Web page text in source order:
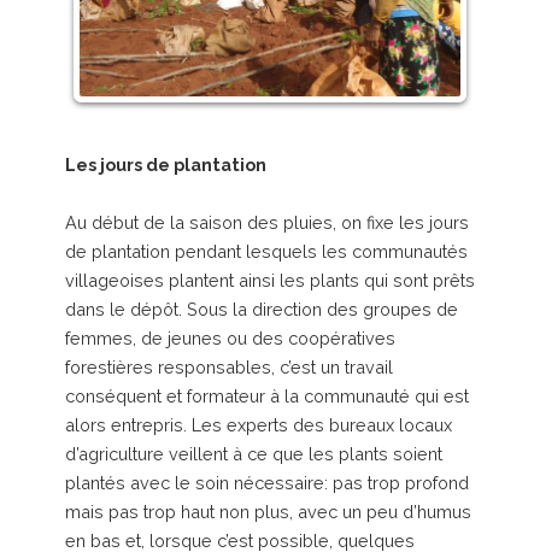
Les jours de plantation
Au début de la saison des pluies, on fixe les jours
de plantation pendant lesquels les communautés
villageoises plantent ainsi les plants qui sont prêts
dans le dépôt. Sous la direction des groupes de
femmes, de jeunes ou des coopératives
forestières responsables, c’est un travail
conséquent et formateur à la communauté qui est
alors entrepris. Les experts des bureaux locaux
d’agriculture veillent à ce que les plants soient
plantés avec le soin nécessaire: pas trop profond
mais pas trop haut non plus, avec un peu d’humus
en bas et, lorsque c’est possible, quelques